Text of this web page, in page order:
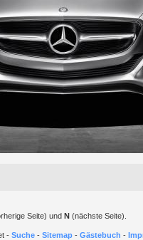
Seite) und N (nächste Seite).
- Suche - Sitemap - Gästebuch -